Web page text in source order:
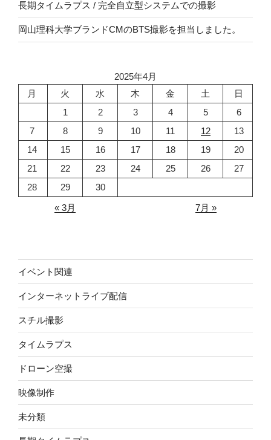
長期タイムラプス / 完全自立型システムでの撮影
岡山理科大学ブランドCMのBTS撮影を担当しました。
2025年4月
月
火 水 木 金 土
日
1
2 3 4 5
6
7
8 9 10 11 12
13
14
15 16 17 18 19
20
21
22 23 24 25 26
27
28
29
30
« 3月
7月 »
イベント関連
インターネットライブ配信
スチル撮影
タイムラプス
ドローン空撮
映像制作
未分類